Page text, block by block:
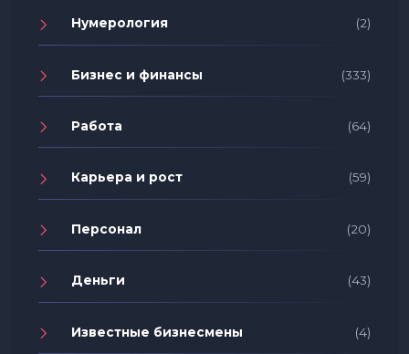
Нумерология (2)
Бизнес и финансы (333)
Работа (64)
Карьера и рост (59)
Персонал (20)
Деньги (43)
Известные бизнесмены (4)